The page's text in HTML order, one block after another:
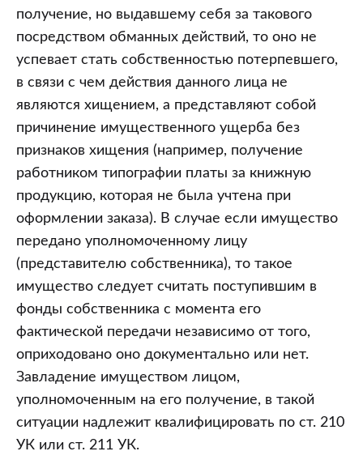
получение, но выдавшему себя за такового
посредством обманных действий, то оно не
успевает стать собственностью потерпевшего,
в связи с чем действия данного лица не
являются хищением, а представляют собой
причинение имущественного ущерба без
признаков хищения (например, получение
работником типографии платы за книжную
продукцию, которая не была учтена при
оформлении заказа). В случае если имущество
передано уполномоченному лицу
(представителю собственника), то такое
имущество следует считать поступившим в
фонды собственника с момента его
фактической передачи независимо от того,
оприходовано оно документально или нет.
Завладение имуществом лицом,
уполномоченным на его получение, в такой
ситуации надлежит квалифицировать по ст. 210
УК или ст. 211 УК.